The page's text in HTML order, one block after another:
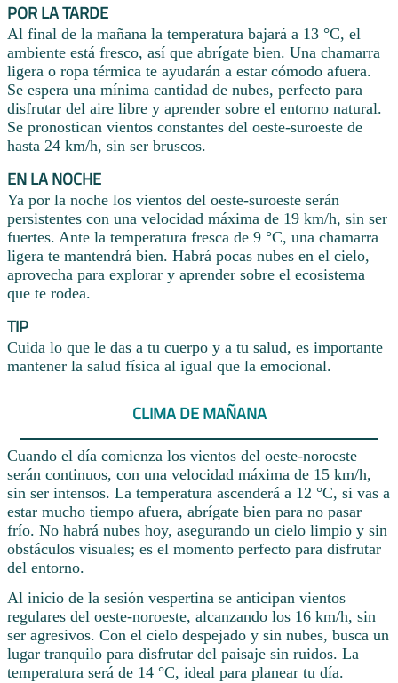
POR LA TARDE
Al final de la mañana la temperatura bajará a 13 °C, el
ambiente está fresco, así que abrígate bien. Una chamarra
ligera o ropa térmica te ayudarán a estar cómodo afuera.
Se espera una mínima cantidad de nubes, perfecto para
disfrutar del aire libre y aprender sobre el entorno natural.
Se pronostican vientos constantes del oeste-suroeste de
hasta 24 km/h, sin ser bruscos.
EN LA NOCHE
Ya por la noche los vientos del oeste-suroeste serán
persistentes con una velocidad máxima de 19 km/h, sin ser
fuertes. Ante la temperatura fresca de 9 °C, una chamarra
ligera te mantendrá bien. Habrá pocas nubes en el cielo,
aprovecha para explorar y aprender sobre el ecosistema
que te rodea.
TIP
Cuida lo que le das a tu cuerpo y a tu salud, es importante
mantener la salud física al igual que la emocional.
CLIMA DE MAÑANA
Cuando el día comienza los vientos del oeste-noroeste
serán continuos, con una velocidad máxima de 15 km/h,
sin ser intensos. La temperatura ascenderá a 12 °C, si vas a
estar mucho tiempo afuera, abrígate bien para no pasar
frío. No habrá nubes hoy, asegurando un cielo limpio y sin
obstáculos visuales; es el momento perfecto para disfrutar
del entorno.
Al inicio de la sesión vespertina se anticipan vientos
regulares del oeste-noroeste, alcanzando los 16 km/h, sin
ser agresivos. Con el cielo despejado y sin nubes, busca un
lugar tranquilo para disfrutar del paisaje sin ruidos. La
temperatura será de 14 °C, ideal para planear tu día.